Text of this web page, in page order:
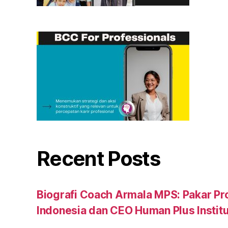
Recent Posts
Biografi Coach Armala MPS: Pakar
Indonesia dan CEO Human Plus